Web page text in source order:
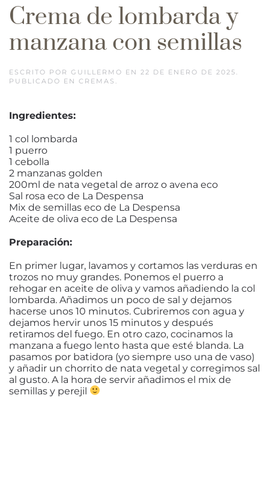
Crema de lombarda y
manzana con semillas
ESCRITO POR GUILLERMO EN 22 DE ENERO DE 2025
PUBLICADO EN CREMAS
Ingredientes:
1 col lombarda
1 puerro
1 cebolla
2 manzanas golden
200ml de nata vegetal de arroz o avena eco
Sal rosa eco de La Despensa
Mix de semillas eco de La Despensa
Aceite de oliva eco de La Despensa
Preparación:
En primer lugar, lavamos y cortamos las verduras en
trozos no muy grandes. Ponemos el puerro a
rehogar en aceite de oliva y vamos añadiendo la col
lombarda. Añadimos un poco de sal y dejamos
hacerse unos 10 minutos. Cubriremos con agua y
dejamos hervir unos 15 minutos y después
retiramos del fuego. En otro cazo, cocinamos la
manzana a fuego lento hasta que esté blanda. La
pasamos por batidora (yo siempre uso una de vaso)
y añadir un chorrito de nata vegetal y corregimos sal
al gusto. A la hora de servir añadimos el mix de
semillas y perejil